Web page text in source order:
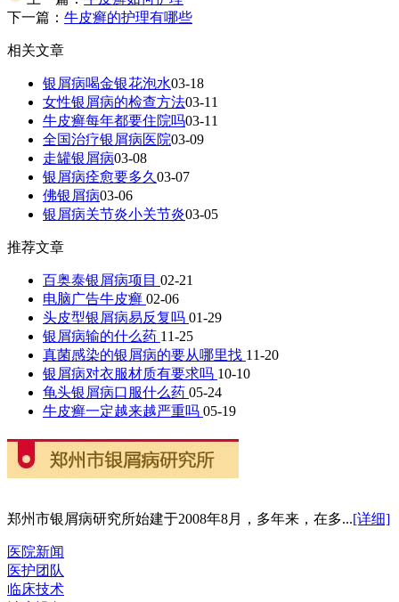
下一篇： 牛皮癣的护理有哪些
相关文章
银屑病喝金银花泡水03-18
女性银屑病的检查方法03-11
牛皮癣每年都要住院吗03-11
全国治疗银屑病医院03-09
走罐银屑病03-08
银屑病痊愈要多久 03-07
佛银屑病03-06
银屑病关节炎小关节炎03-05
推荐文章
百奥泰银屑病项目 02-21
电脑广告牛皮癣 02-06
头皮型银屑病易反复吗 01-29
银屑病输的什么药 11-25
真菌感染的银屑病的要从哪里找 11-20
银屑病对衣服材质有要求吗 10-10
龟头银屑病口服什么药 05-24
牛皮癣一定越来越严重吗 05-19
郑州市银屑病研究所始建于2008年8月，多年来，在多...[详细]
医院新闻
医护团队
临床技术